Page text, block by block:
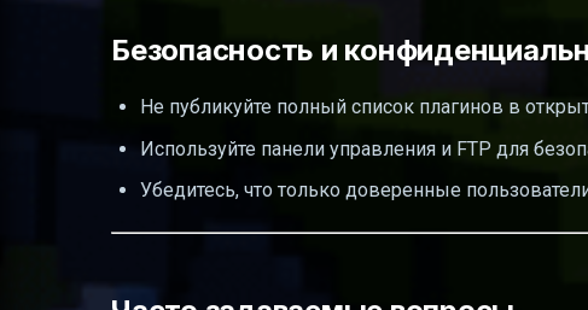
Безопасность и
Не публикуйте полный список плагинов в
Используйте панели управления и FTP для
Убедитесь, что только доверенные